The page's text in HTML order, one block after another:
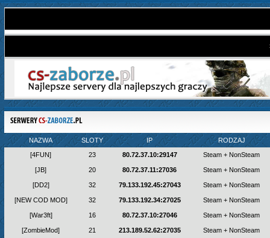
NAZWA SLOTY IP
RODZAJ
[4FUN]
23 80.72.37.10:29147 Steam + NonSteam
[JB] 20 80.72.37.11:27036 Steam + NonSteam
[DD2] 32 79.133.192.45:27043 Steam + NonSteam
[NEW COD MOD] 32 79.133.192.34:27025 Steam + NonSteam
[War3ft] 16 80.72.37.10:27046 Steam + NonSteam
[ZombieMod] 21 213.189.52.62:27035 Steam + NonSteam